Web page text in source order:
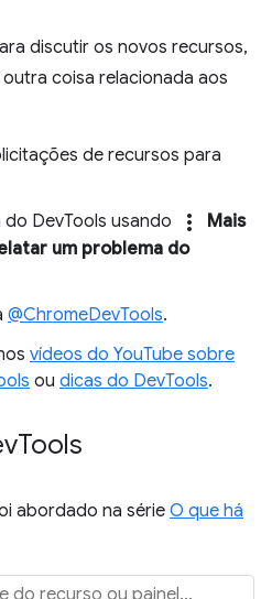
discutir os novos recursos,
coisa relacionada aos
de recursos para
DevTools usando
more_vert
Mais
um problema do
@ChromeDevTools.
vídeos do YouTube sobre
ou dicas do DevTools.
Tools
abordado na série O que há